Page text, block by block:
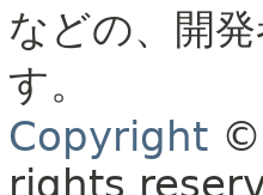
などの、開
す。
Copyright ©
rights